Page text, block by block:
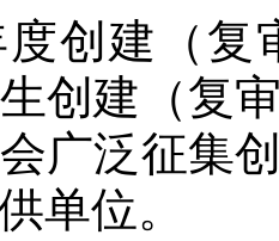
创建（复
创建（复
广泛征集
单位。